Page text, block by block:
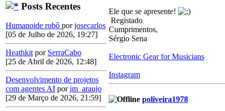
Posts Recentes
Humanoide robô porjosecarlos
[05 de Julho de 2026, 19:27]
Heathkit por SerraCabo
[25 de Abril de 2026, 12:48]
Desenvolvimento de projetos
com agentes AI porjm_araujo
[29 de Março de 2026, 21:59]
Ele que se apresente!
Registado
Cumprimentos,
Sérgio Sena
Electronic Gear for Musicians
Instagram
poliveira1978